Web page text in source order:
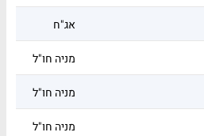
אג"ח
מניה חו"ל
מניה חו"ל
מניה חו"ל